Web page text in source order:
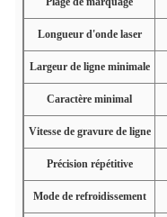
Longueur d'onde laser
Largeur de ligne minimale
Caractère minimal
Vitesse de gravure de ligne
Précision répétitive
Mode de refroidissement